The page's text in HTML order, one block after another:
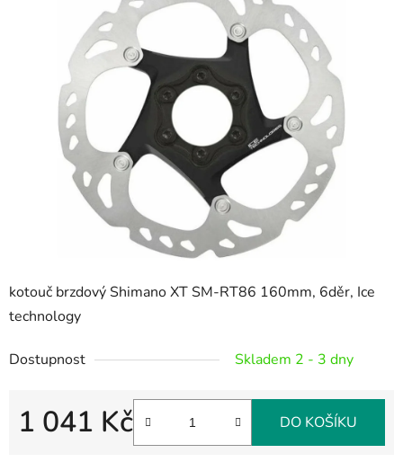
kotouč brzdový Shimano XT SM-RT86 160mm, 6děr, Ice
technology
Dostupnost Skladem 2 - 3 dny
1 041 Kč DO KOŠÍKU
hvězdiček.